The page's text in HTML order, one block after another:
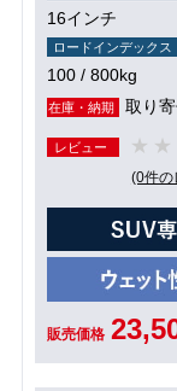
16インチ
ロードインデックス
100 / 800kg
在庫・納期 取り
レビュー
(0件の
販売価格